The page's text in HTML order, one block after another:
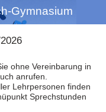
Gymnasium
ohne Vereinbarung in
anrufen.
Lehrpersonen finden
Sprechstunden